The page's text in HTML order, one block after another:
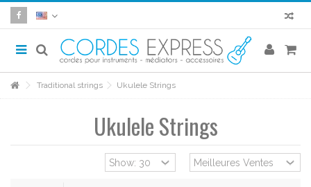
Traditional strings Ukulele Strings
Ukulele Strings